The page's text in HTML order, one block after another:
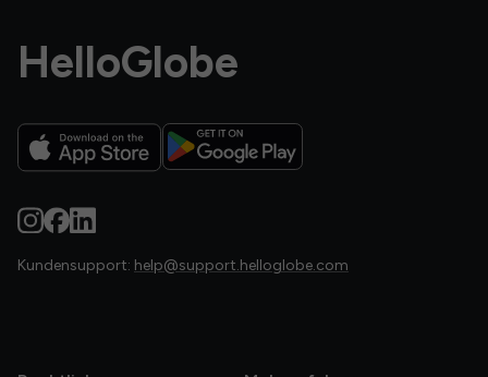
HelloGlobe
Kundensupport: help@support.helloglobe.com